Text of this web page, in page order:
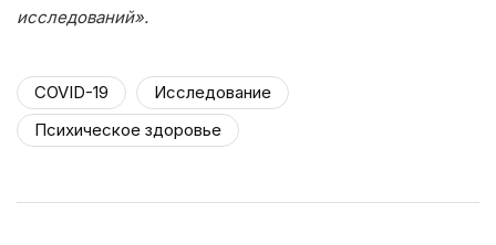
исследований».
COVID-19
Исследование
Психическое здоровье